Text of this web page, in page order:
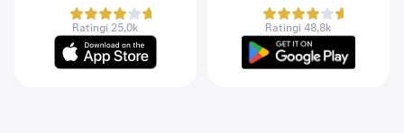
Ratingi 25,0k Ratingi 48,8k